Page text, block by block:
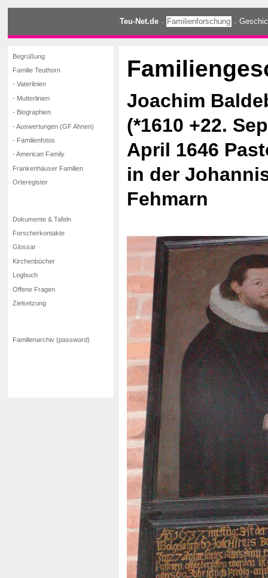
Teu-Net.de · Familienforschung ·
Begrüßung
Familie Teuthorn
- Vaterlinien
- Mutterlinien
- Biographien
- Auswertungen (GF Ahnen)
- Familienfotos
- American Family
Frankenhäuser Familien
Orteregister
Dokumente & Tafeln
Forscherkontakte
Glossar
Kirchenbücher
Logbuch
Offene Fragen
Zielsetzung
Familienarchiv (password)
Joachim
(*1610 +22.
April 1646
in der
Fehmarn